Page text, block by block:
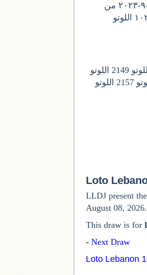
نتائج آخر سحب في اللوتو اللبناني نتائج اللوتو رقم السحب 2143 نتيجة اللوتو ١٨-٩-٢٠٢٣ من
اللوتو 1026 نتائج اللوتو ١٨-٩-٢٠٢٣ سحب اليوم لوتو اليوم اللوتو اللوتو اللبناني ١٠٢٦ اللوتو
ارقام السحوبات المقبلة في اللوتو اللبناني: اللوتو 2146 اللونو 2147 اللوتو 2148 اللوتو 2149 اللوتو
2150 اللوتو 2151 اللوتى 2152 اللوتو 2153 اللوتو 2154 اللوتو 2155 اللوتو 2156 اللوتو 2157 اللوتو
Loto
LLDJ present
August 08, 2026.
This draw is for
Next Draw -
Loto Lebanon